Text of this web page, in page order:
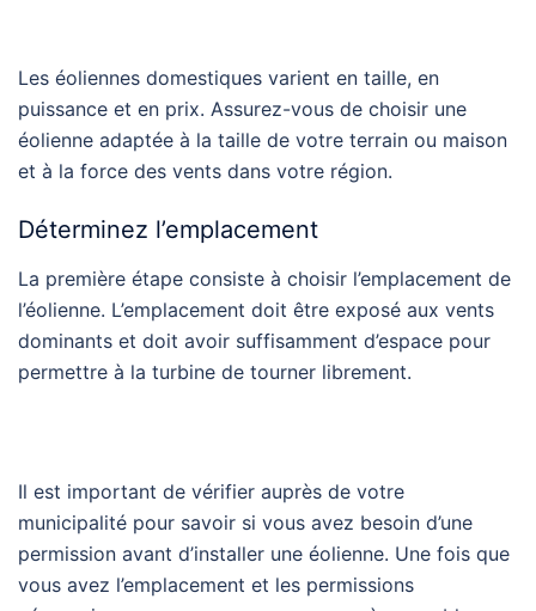
Les éoliennes domestiques varient en taille, en
puissance et en prix. Assurez-vous de choisir une
éolienne adaptée à la taille de votre terrain ou maison
et à la force des vents dans votre région.
Déterminez l’emplacement
La première étape consiste à choisir l’emplacement de
l’éolienne. L’emplacement doit être exposé aux vents
dominants et doit avoir suffisamment d’espace pour
permettre à la turbine de tourner librement.
Il est important de vérifier auprès de votre
municipalité pour savoir si vous avez besoin d’une
permission avant d’installer une éolienne. Une fois que
vous avez l’emplacement et les permissions